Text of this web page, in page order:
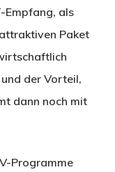
Empfang, als
Paket
der Vorteil,
dann noch mit
Programme